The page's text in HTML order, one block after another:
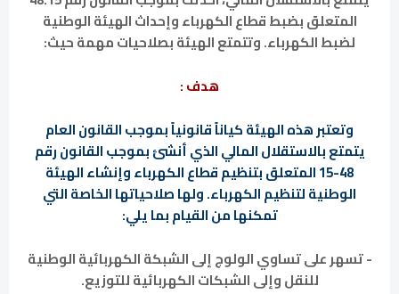
المتعلق بضبط قطاع الكهرباء وإحداث الهيئة الوطنية
لضبط الكهرباء. وتتمتع الهيئة بصلاحيات مهمة حيث:
هدف :
وتعتبر هذه الهيئة كياناً قانونياً بموجب القانون العام
يتمتع بالاستقلال المالي الذي أنشئ بموجب القانون رقم
48-15 المتعلق بتنظيم قطاع الكهرباء وإنشاء الهيئة
الوطنية لتنظيم الكهرباء. ولها صلاحياتها الخاصة التي
تمكنها من القيام بما يلي:
- تسهر على تساوي الولوج إلى الشبكة الكهربائية الوطنية
للنقل وإلى الشبكات الكهربائية للتوزيع.